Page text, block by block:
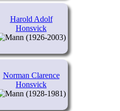
Harold Adolf
Honsvick
(1926-2003)
Norman Clarence
Honsvick
(1928-1981)